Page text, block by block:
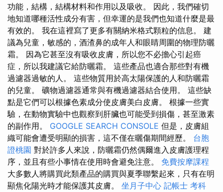
功能，結構，結構材料和作用以及吸收。 因此，我們確切
地知道哪種活性成分有害，但幸運的是我們也知道什麼是最
有效的。 我在這裡寫了更多有關納米格式顆粒的信息。 建
議為兒童，敏感的，酒渣鼻的成年人和眼睛周圍的物理防曬
霜。 因為它甚至沒有吸收皮膚，所以您不必擔心引起癌
症，所以我建議它給防曬霜。 這些產品也適合那些對有機
過濾器過敏的人。 這些物質用於高太陽保護的人和防曬霜
的兒童。 礦物過濾器通常與有機過濾器結合使用。 這些缺
點是它們可以根據色素成分使皮膚美白皮膚。 根據一些實
驗，在動物實驗中也觀察到肝臟也可能受到損傷，甚至激素
的副作用。 GOOGLE SEARCH CONSOLE 但是，皮膚組
織可能會遭受明顯的損害，這不僅在曬傷期間經歷。 台胞
證桃園 對於許多人來說，防曬霜仍然偶爾進入皮膚護理程
序，並且有些小事情在使用時會避免注意。 免費按摩課程
大多數人將購買此類產品的購買與夏季聯繫起來，只有在明
顯焦化陽光時才能保護其皮膚。 坐月子中心 記帳士 考科